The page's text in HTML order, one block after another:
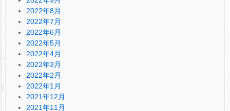
2022年8月
2022年7月
2022年6月
2022年5月
2022年4月
2022年3月
2022年2月
2022年1月
2021年12月
2021年11月